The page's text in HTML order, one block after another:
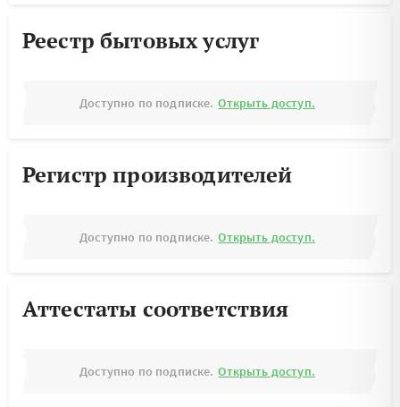
Реестр бытовых услуг
Доступно по подписке. Открыть доступ.
Регистр производителей
Доступно по подписке. Открыть доступ.
Аттестаты соответствия
Доступно по подписке. Открыть доступ.